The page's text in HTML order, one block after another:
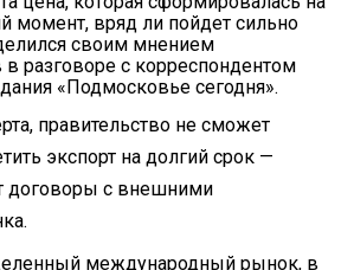
момент, вряд ли пойдет сильно
своим мнением
разговоре с корреспондентом
«Подмосковье сегодня».
правительство не сможет
экспорт на долгий срок —
договоры с внешними
международный рынок, в